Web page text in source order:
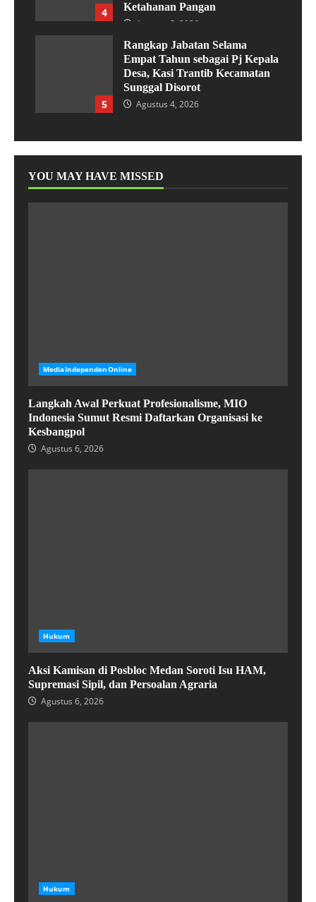
4
Ketahanan Pangan
Agustus 5, 2026
5
Rangkap Jabatan Selama
Empat Tahun sebagai Pj Kepala
Desa, Kasi Trantib Kecamatan
Sunggal Disorot
Agustus 4, 2026
YOU MAY HAVE MISSED
MediaIndependenOnline
Langkah Awal Perkuat Profesionalisme, MIO
Indonesia Sumut Resmi Daftarkan Organisasi ke
Kesbangpol
Agustus 6, 2026
Hukum
Aksi Kamisan di Posbloc Medan Soroti Isu HAM,
Supremasi Sipil, dan Persoalan Agraria
Agustus 6, 2026
Hukum